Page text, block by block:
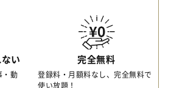
い
・動
完全無料
登録料・月額料なし、完全無料で
使い放題！